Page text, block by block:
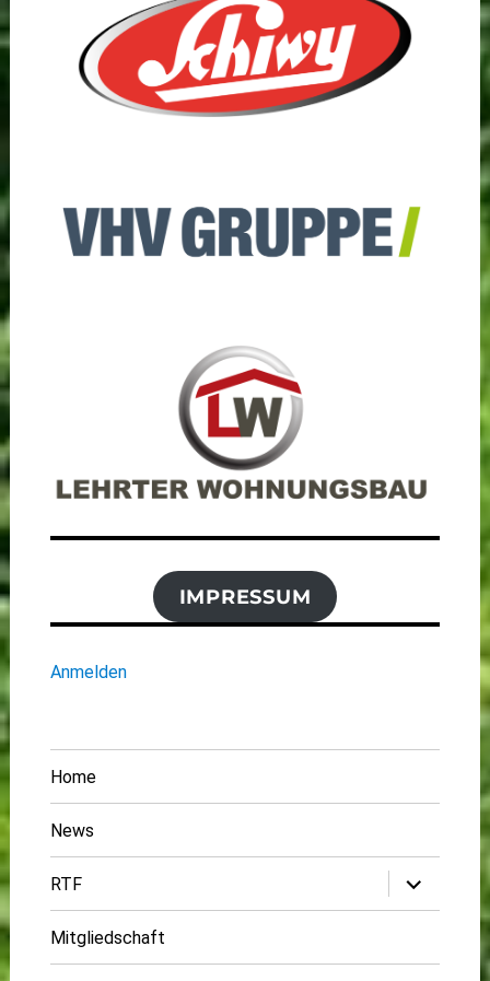
IMPRESSUM
Anmelden
Home
News
RTF
Untermenü
öffnen
Mitgliedschaft